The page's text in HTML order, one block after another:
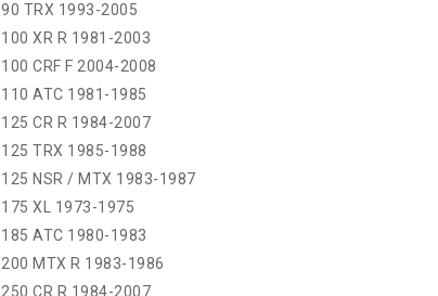
90 TRX 1993-2005
100 XR R 1981-2003
100 CRF F 2004-2008
110 ATC 1981-1985
125 CR R 1984-2007
125 TRX 1985-1988
125 NSR / MTX 1983-1987
175 XL 1973-1975
185 ATC 1980-1983
200 MTX R 1983-1986
250 CR R 1984-2007